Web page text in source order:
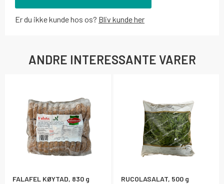
Er du ikke kunde hos os? Bliv kunde her
ANDRE INTERESSANTE VARER
FALAFEL KØYTAD, 830 g RUCOLASALAT, 500 g